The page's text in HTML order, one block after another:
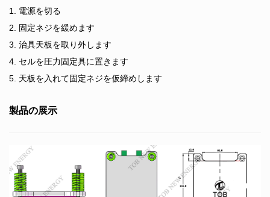
1. 電源を切る
2. 固定ネジを緩めます
3. 治具天板を取り外します
4. セルを圧力固定具に置きます
5. 天板を入れて固定ネジを仮締めします
製品の展示